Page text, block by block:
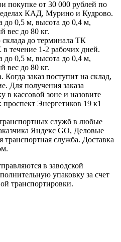
покупке от 30 000 рублей по
КАД, Мурино и Кудрово.
до 0,5 м, высота до 0,4 м,
до 80 кг.
склада до терминала ТК
течение 1-2 рабочих дней.
до 0,5 м, высота до 0,4 м,
до 80 кг.
заказ поступит на склад,
Для получения заказа
в кассовой зоне и назовите
Энергетиков 19 к1
служб в любые
Яндекс GO, Деловые
служба. Доставка
в заводской
упаковку за счет
транспортировки.